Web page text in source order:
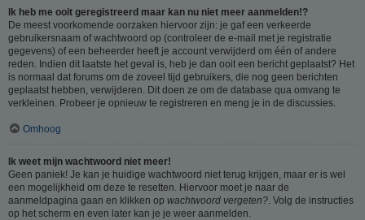
Ik heb me ooit geregistreerd maar kan nu niet meer aanmelden!?
De meest voorkomende oorzaken hiervoor zijn: je gaf een verkeerde
gebruikersnaam of wachtwoord op (controleer de e-mail met je registratie
gegevens) of een beheerder heeft je account verwijderd om één of andere
reden. Indien dit laatste het geval is, heb je dan ooit een bericht geplaatst? Het
is normaal dat forums om de zoveel tijd gebruikers, die nog geen berichten
geplaatst hebben, verwijderen. Dit doen ze om de database qua omvang te
verkleinen. Probeer je opnieuw te registreren en meng je in de discussies.
Omhoog
Ik weet mijn wachtwoord niet meer!
Geen paniek! Je kan je huidige wachtwoord niet terug krijgen, maar er is wel
een mogelijkheid om deze te resetten. Hiervoor moet je naar de
aanmeldpagina gaan en klikken op wachtwoord vergeten? . Volg de instructies
op het scherm en even later kan je je weer aanmelden.